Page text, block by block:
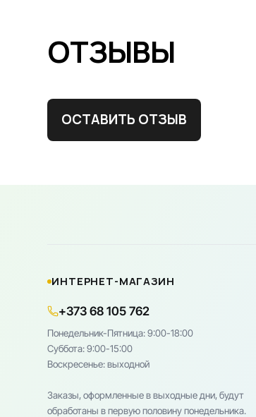
ОТЗЫВЫ
ОСТАВИТЬ ОТЗЫВ
ИНТЕРНЕТ-МАГАЗИН
+373 68 105 762
Понедельник-Пятница: 9:00-18:00
Cуббота: 9:00-15:00
Воскресенье: выходной
Заказы, оформленные в выходные дни, будут
обработаны в первую половину понедельника.